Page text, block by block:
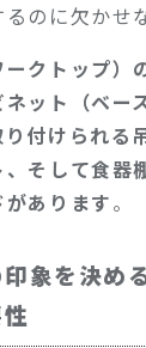
のに欠かせ
クトップ）
ット（ベー
付けられる
そして食器
あります。
象を決め